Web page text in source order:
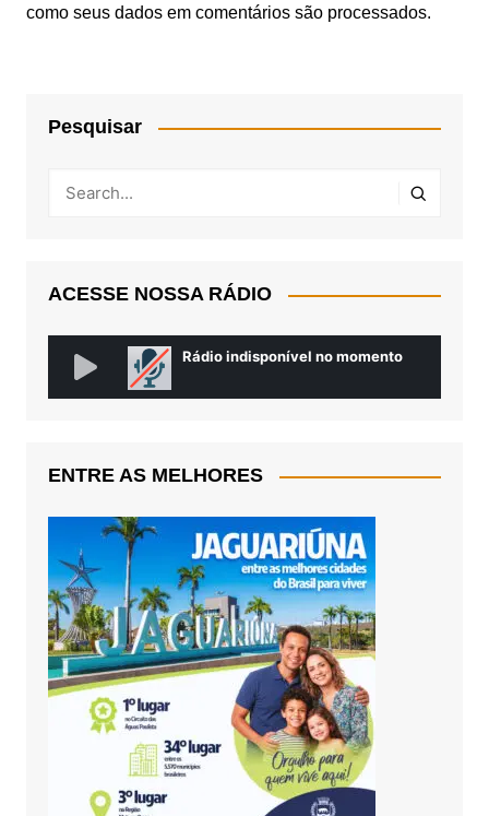
como seus dados em comentários são processados.
Pesquisar
ACESSE NOSSA RÁDIO
ENTRE AS MELHORES